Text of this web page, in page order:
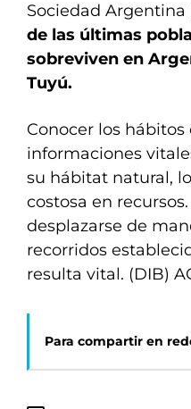
Sociedad Argentina
de las últimas
sobreviven en
Tuyú.
Conocer los
informaciones
su hábitat natural,
costosa en
desplazarse de
recorridos
resulta vital. (DIB)
Para compartir en